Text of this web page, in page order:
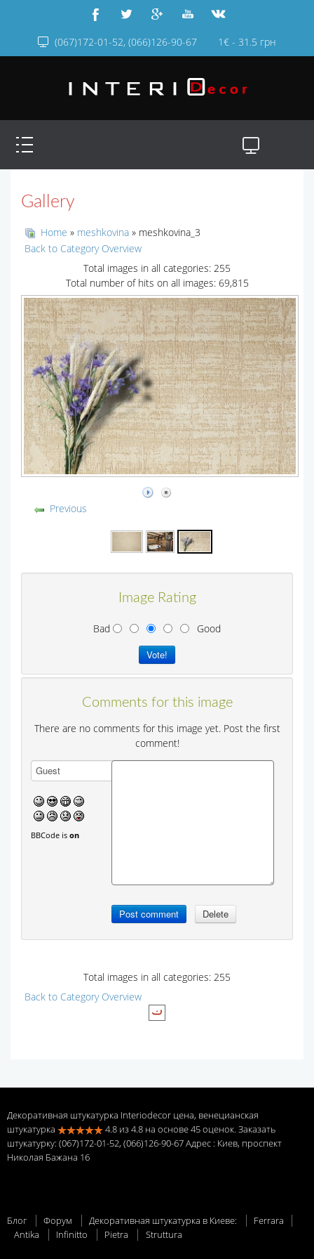
(067)172-01-52, (066)126-90-67 1€ - 31.5 грн
Gallery
Home » meshkovina » meshkovina_3
Back to Category Overview
Total images in all categories: 255
Total number of hits on all images: 69,815
Previous
Image Rating
Bad Good
Comments for this image
There are no comments for this image yet. Post the first
comment!
BBCode ison
Total images in all categories: 255
Back to Category Overview
Декоративная штукатурка Interiodecor цена, венецианская
штукатурка
4.8 из4.8 на основе45оценок. Заказать
штукатурку: (067)172-01-52, (066)126-90-67 Адрес : Киев, проспект
Николая Бажана 16
Блог Форум Декоративная штукатурка в Киеве:
Ferrara
Antika
Infinitto Pietra Struttura